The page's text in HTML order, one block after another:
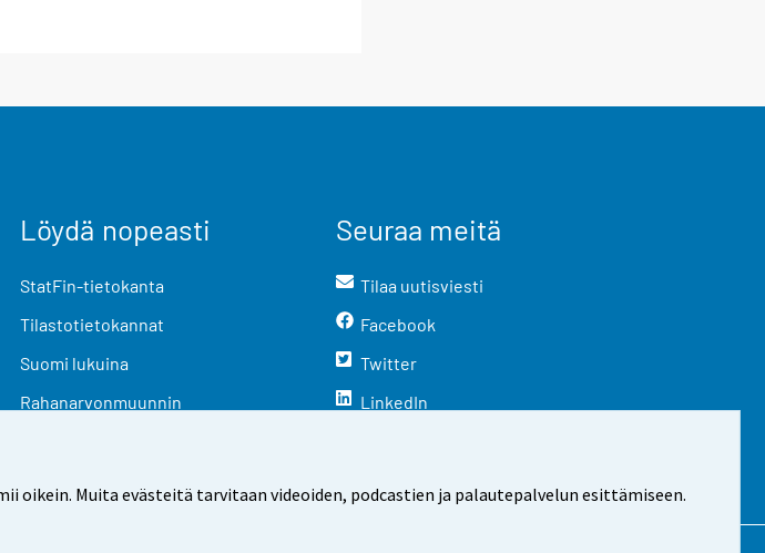
Muita evästeitä tarvitaan videoiden, podcastien ja palautepalvelun esittämiseen.
Löydä nopeasti
StatFin-tietokanta
Tilastotietokannat
Suomi lukuina
Rahanarvonmuunnin
Seuraa meitä
Tilaa uutisviesti
Facebook
Twitter
LinkedIn